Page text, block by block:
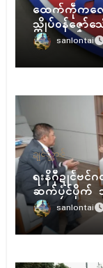
ထေက်ကဵုကလ
သ္ကိုပ်ဝန်ဇၞော်
sanlontai
ဍုၚ်သ္အာၚ်
ရးနိဂီုဍုၚ်ဗ
ဆက်ပၠံၚ်ပိုက်
sanlontai